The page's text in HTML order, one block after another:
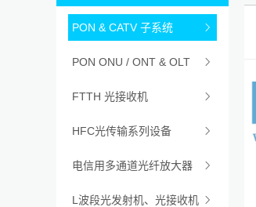
PON & CATV 子系统 
PON ONU / ONT & OLT 
FTTH 光接收机 
HFC光传输系列设备 
电信用多通道光纤放大器 
L波段光发射机、光接收机 